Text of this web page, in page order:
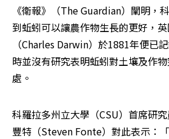
《衛報》（The Guardian）闡明，
到蚯蚓可以讓農作物生長的更好，
（Charles Darwin）於1881年便已
時並沒有研究表明蚯蚓對土壤及作
處。
科羅拉多州立大學（CSU）首席研
豐特（Steven Fonte）對此表示：